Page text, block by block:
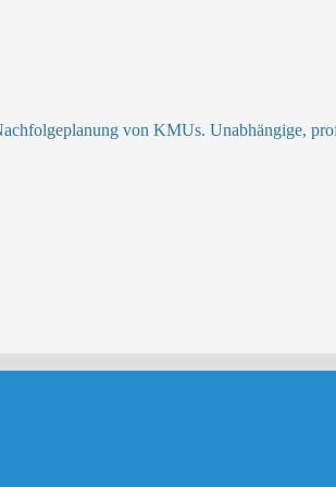
von KMUs. Unabhängige,